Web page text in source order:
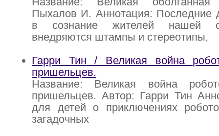
Пыхалов И. Аннотация: Последние
в сознание жителей нашей
внедряются штампы и стереотипы,
Гарри Тин / Великая война
пришельцев.
Название: Великая война
пришельцев. Автор: Гарри Тин
для детей о приключениях
загадочных